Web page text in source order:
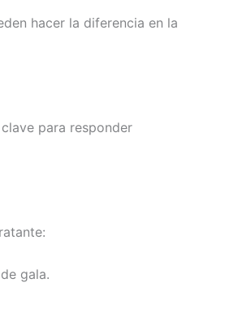
hacer la diferencia en la
para responder
gala.